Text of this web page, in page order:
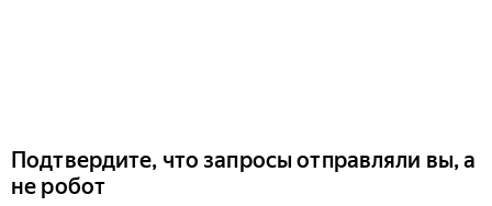
Подтвердите, что запросы отправляли вы, а
не робот